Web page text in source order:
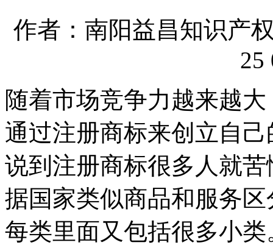
作者：南阳益昌知识产
25
随着市场竞争力越来越
通过注册商标来创立自
说到注册商标很多人就
据国家类似商品和服务
每类里面又包括很多小